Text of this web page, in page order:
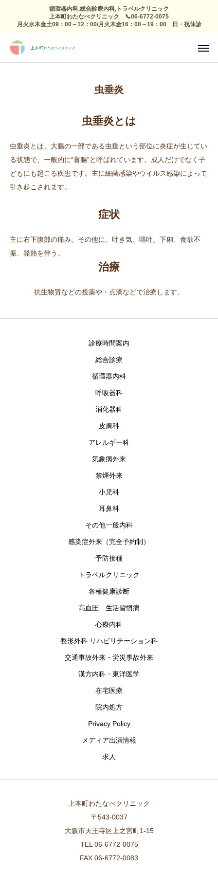
循環器内科,総合診療内科,トラベルクリニック
上本町わたなべクリニック 📞06-6772-0075
月火水木金土09：00～12：00/月火木金16：00～19：00 日・祝休診
虫垂炎
虫垂炎とは
虫垂炎とは、大腸の一部である虫垂という部位に炎症が生じてい
る状態で、一般的に“盲腸”と呼ばれています。成人だけでなく子
どもにも起こる疾患です。主に細菌感染やウイルス感染によって
引き起こされます。
症状
主に右下腹部の痛み。その他に、吐き気、嘔吐、下痢、食欲不
振、発熱を伴う。
治療
抗生物質などの投薬や・点滴などで治療します。
診療時間案内
総合診療
循環器内科
呼吸器科
消化器科
皮膚科
アレルギー科
気象病外来
禁煙外来
小児科
耳鼻科
その他一般内科
感染症外来（完全予約制）
予防接種
トラベルクリニック
各種健康診断
高血圧 生活習慣病
心療内科
整形外科 リハビリテーション科
交通事故外来・労災事故外来
漢方内科・東洋医学
在宅医療
院内処方
Privacy Policy
メディア出演情報
求人
上本町わたなべクリニック
〒543-0037
大阪市天王寺区上之宮町1-15
TEL 06-6772-0075
FAX 06-6772-0083
アクセス  感染症外来
予防接種 トラベルクリニック
高血圧 生活習慣病
心療内科
📞06-6772-0075